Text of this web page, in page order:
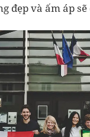
đẹp và ấm áp